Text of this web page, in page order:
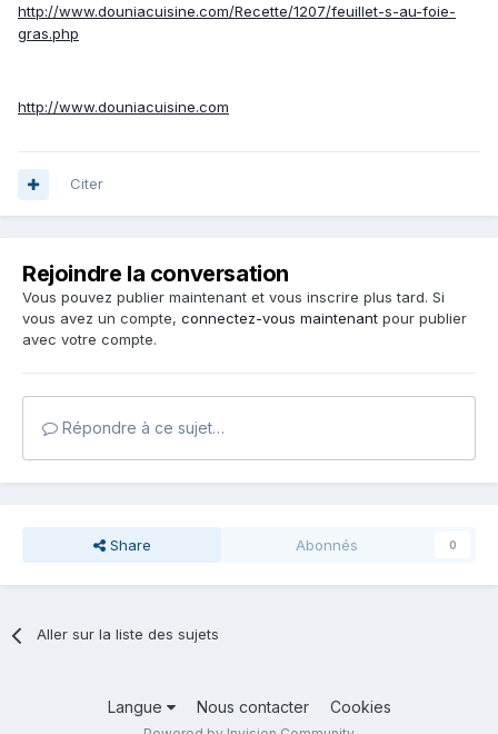
http://www.douniacuisine.com/Recette/1207/feuillet-s-au-foie-
gras.php
http://www.douniacuisine.com
Citer
Rejoindre la conversation
Vous pouvez publier maintenant et vous inscrire plus tard. Si
vous avez un compte, connectez-vous maintenant pour publier
avec votre compte.
Répondre à ce sujet…
Share Abonnés 0
Aller sur la liste des sujets
Langue Nous contacter Cookies